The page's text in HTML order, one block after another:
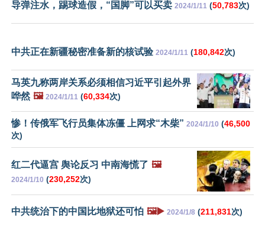
导弹注水，踢球造假，“国脚”可以买卖 2024/1/11 (50,783次)
中共正在新疆秘密准备新的核试验 2024/1/11 (180,842次)
马英九称两岸关系必须相信习近平引起外界
哗然 🖼️ 2024/1/11 (60,334次)
惨！传俄军飞行员集体冻僵 上网求“木柴” 2024/1/10 (46,500
次)
红二代逼宫 舆论反习 中南海慌了 🖼️
2024/1/10 (230,252次)
中共统治下的中国比地狱还可怕 🖼️▶️ 2024/1/8 (211,831次)